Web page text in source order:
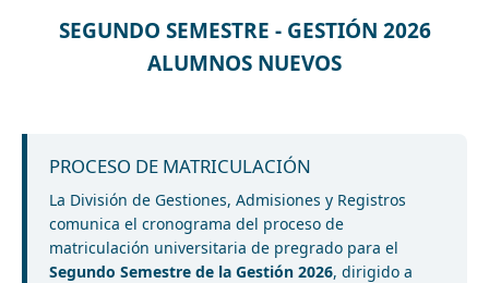
SEGUNDO SEMESTRE - GESTIÓN 2026
ALUMNOS NUEVOS
PROCESO DE MATRICULACIÓN
La División de Gestiones, Admisiones y Registros
comunica el cronograma del proceso de
matriculación universitaria de pregrado para el
Segundo Semestre de la Gestión 2026, dirigido a